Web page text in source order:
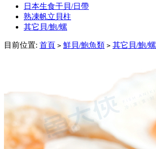
日本生食干貝/日帶
熟凍帆立貝柱
其它貝/鮑/螺
目前位置: 首頁 > 鮮貝/鮑魚類 > 其它貝/鮑/螺